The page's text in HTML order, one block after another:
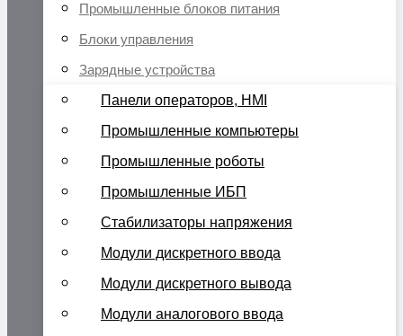
Промышленные блоков питания
Блоки управления
Зарядные устройства
Панели операторов, HMI
Промышленные компьютеры
Промышленные роботы
Промышленные ИБП
Стабилизаторы напряжения
Модули дискретного ввода
Модули дискретного вывода
Модули аналогового ввода